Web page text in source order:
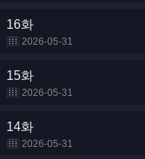
16화
2026-05-31
15화
2026-05-31
14화
2026-05-31